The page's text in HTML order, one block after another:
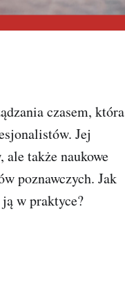
czasem, która
Jej
także naukowe
poznawczych. Jak
w praktyce?